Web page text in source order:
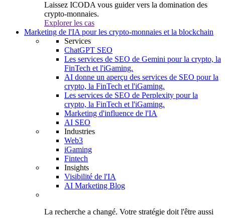
Laissez ICODA vous guider vers la domination des
crypto-monnaies.
Explorer les cas
Marketing de l'IA pour les crypto-monnaies et la blockchain
Services
ChatGPT SEO
Les services de SEO de Gemini pour la crypto, la
FinTech et l'iGaming.
AI donne un aperçu des services de SEO pour la
crypto, la FinTech et l'iGaming.
Les services de SEO de Perplexity pour la
crypto, la FinTech et l'iGaming.
Marketing d'influence de l'IA
AI SEO
Industries
Web3
iGaming
Fintech
Insights
Visibilité de l'IA
AI Marketing Blog
La recherche a changé. Votre stratégie doit l'être aussi